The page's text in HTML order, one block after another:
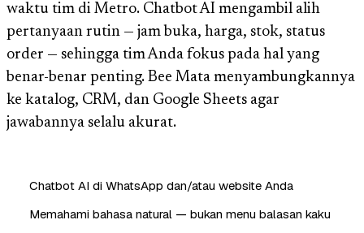
waktu tim di Metro. Chatbot AI mengambil alih
pertanyaan rutin — jam buka, harga, stok, status
order — sehingga tim Anda fokus pada hal yang
benar-benar penting. Bee Mata menyambungkannya
ke katalog, CRM, dan Google Sheets agar
jawabannya selalu akurat.
Chatbot AI di WhatsApp dan/atau website Anda
Memahami bahasa natural — bukan menu balasan kaku